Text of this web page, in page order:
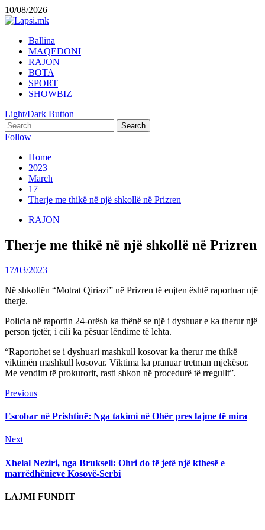
Skip
to
10/08/2026
Primary
Menu
Ballina
MAQEDONI
RAJON
BOTA
SPORT
SHOWBIZ
Light/Dark Button
Search
for:
Follow
Home
2023
March
17
Therje me thikë në një shkollë në Prizren
RAJON
Therje me thikë në një shkollë në Prizren
17/03/2023
Në shkollën “Motrat Qiriazi” në Prizren të enjten është raportuar një
therje.
Policia në raportin 24-orësh ka thënë se një i dyshuar e ka therur një
person tjetër, i cili ka pësuar lëndime të lehta.
“Raportohet se i dyshuari mashkull kosovar ka therur me thikë
viktimën mashkull kosovar. Viktima ka pranuar tretman mjekësor.
Me vendim të prokurorit, rasti shkon në procedurë të rregullt”.
Continue
Reading
PreviousPrevious
Escobar në Prishtinë: Nga takimi në Ohër pres lajme të mira
NextNext
Xhelal Neziri, nga Brukseli: Ohri do të jetë një kthesë e
marrëdhënieve Kosovë-Serbi
LAJMI FUNDIT